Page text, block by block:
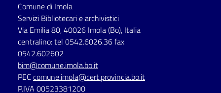
Seguici
su
Comune di Imola
Servizi Bibliotecari e archivistici
Via Emilia 80, 40026 Imola (Bo), Italia
centralino: tel 0542.6026.36 fax
0542.602602
bim@comune.imola.bo.it
PEC comune.imola@cert.provincia.bo.it
P.IVA 00523381200